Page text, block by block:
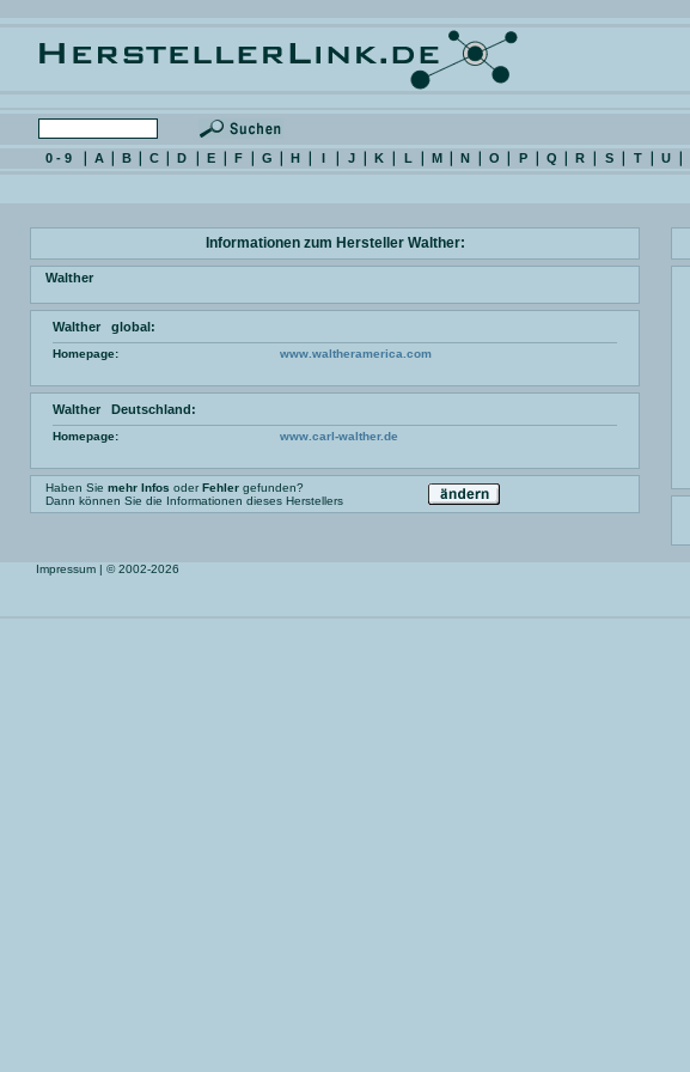
0 - 9 A B C D E F G H I J K L M N O P Q R S T U
Informationen zum Hersteller Walther:
Walther
Walther global:
Homepage: www.waltheramerica.com
Walther Deutschland:
Homepage: www.carl-walther.de
Haben Sie mehr Infos oderFehler gefunden?
Dann können Sie die Informationen dieses Herstellers
Impressum | © 2002-2026